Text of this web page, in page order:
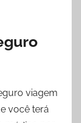
viagem
você terá